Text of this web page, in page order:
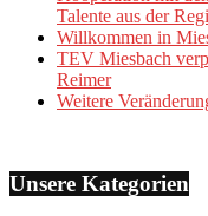
Talente aus der
Willkommen in
TEV Miesbach
Reimer
Weitere
Unsere Kategorien